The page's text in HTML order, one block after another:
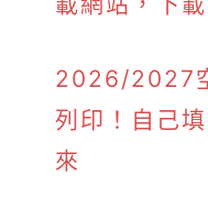
2026/2027
列印！自己
來